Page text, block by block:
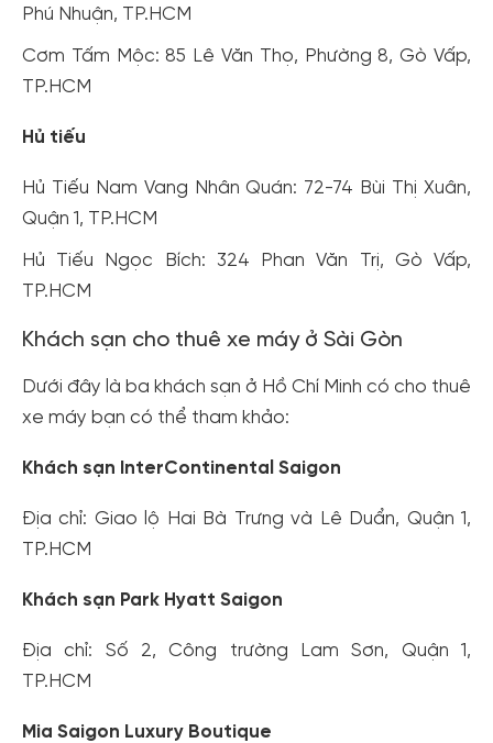
Phú Nhuận, TP.HCM
Cơm Tấm Mộc: 85 Lê Văn Thọ, Phường 8, Gò Vấp,
TP.HCM
Hủ tiếu
Hủ Tiếu Nam Vang Nhân Quán: 72-74 Bùi Thị Xuân,
Quận 1, TP.HCM
Hủ Tiếu Ngọc Bích: 324 Phan Văn Trị, Gò Vấp,
TP.HCM
Khách sạn cho thuê xe máy ở Sài Gòn
Dưới đây là ba khách sạn ở Hồ Chí Minh có cho thuê
xe máy bạn có thể tham khảo:
Khách sạn InterContinental Saigon
Địa chỉ: Giao lộ Hai Bà Trưng và Lê Duẩn, Quận 1,
TP.HCM
Khách sạn Park Hyatt Saigon
Địa chỉ: Số 2, Công trường Lam Sơn, Quận 1,
TP.HCM
Mia Saigon Luxury Boutique